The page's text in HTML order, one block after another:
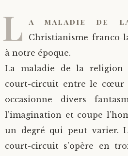
L a maladie de
Christianisme franco-
à notre époque.
La maladie de la religion
court-circuit entre le cœur
occasionne divers
l’imagination et coupe
un degré qui peut varier.
court-circuit s’opère en